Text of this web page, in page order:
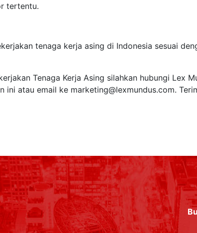
tertentu.
tenaga kerja asing di Indonesia sesuai
Tenaga Kerja Asing silahkan hubungi Lex
ini atau email ke marketing@lexmundus.com.